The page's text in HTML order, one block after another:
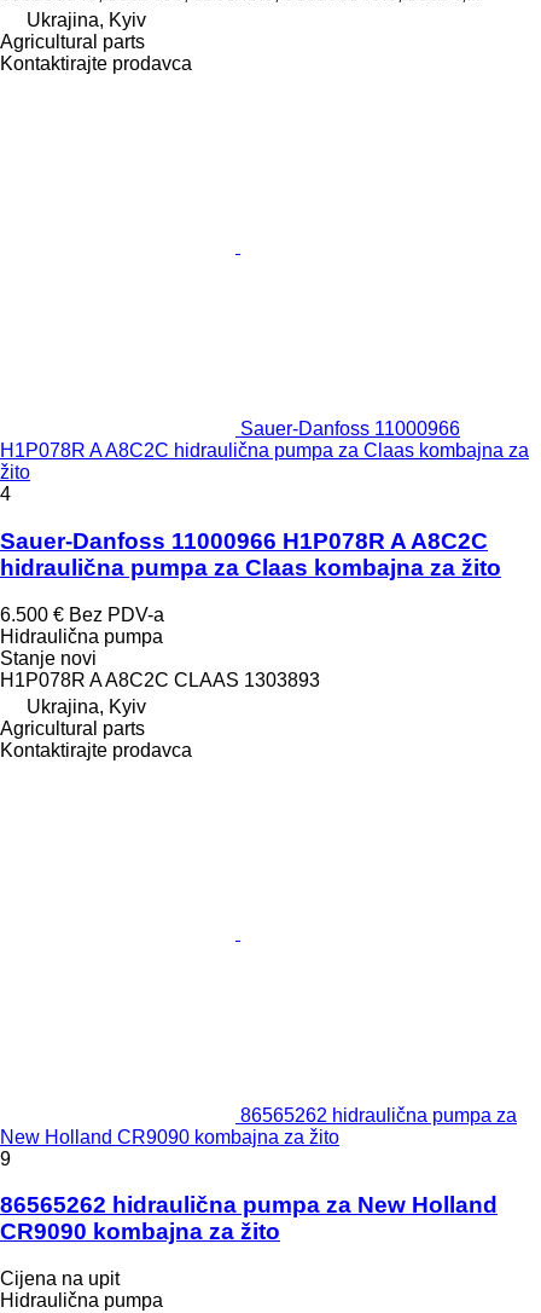
Ukrajina, Kyiv
Agricultural parts
Kontaktirajte prodavca
Sauer-Danfoss 11000966
H1P078R A A8C2C hidraulična pumpa za Claas kombajna za
žito
4
Sauer-Danfoss 11000966 H1P078R A A8C2C
hidraulična pumpa za Claas kombajna za žito
6.500 € Bez PDV-a
Hidraulična pumpa
Stanje novi
H1P078R A A8C2C CLAAS 1303893
Ukrajina, Kyiv
Agricultural parts
Kontaktirajte prodavca
86565262 hidraulična pumpa za
New Holland CR9090 kombajna za žito
9
86565262 hidraulična pumpa za New Holland
CR9090 kombajna za žito
Cijena na upit
Hidraulična pumpa